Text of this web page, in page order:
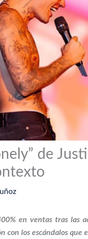
de
en ventas tras las
con los escándalos que